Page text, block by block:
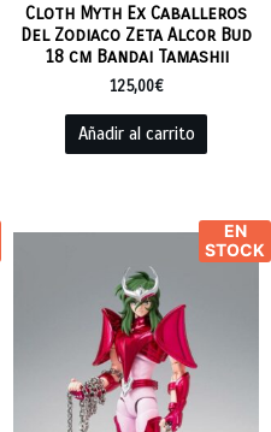
Cloth Myth Ex Caballeros
Del Zodiaco Zeta Alcor Bud
18 cm Bandai Tamashii
125,00€
Añadir al carrito
EN
STOCK